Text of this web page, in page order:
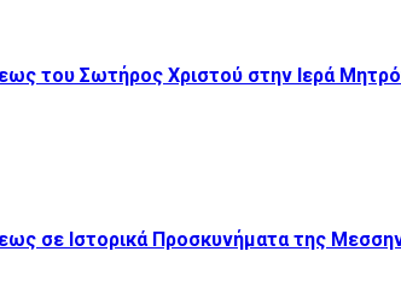
του Σωτήρος Χριστού στην Ιερά
σε Ιστορικά Προσκυνήματα της